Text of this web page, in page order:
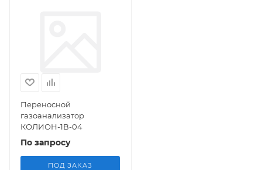
Переносной
газоанализатор
КОЛИОН-1В-04
По запросу
ПОД ЗАКАЗ